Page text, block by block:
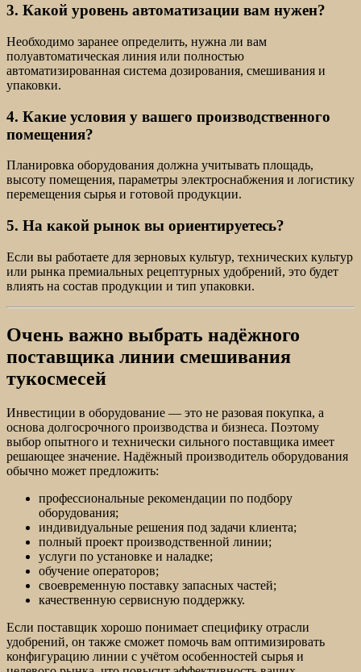
3. Какой уровень автоматизации вам нужен?
Необходимо заранее определить, нужна ли вам
полуавтоматическая линия или полностью
автоматизированная система дозирования, смешивания и
упаковки.
4. Какие условия у вашего производственного
помещения?
Планировка оборудования должна учитывать площадь,
высоту помещения, параметры электроснабжения и логистику
перемещения сырья и готовой продукции.
5. На какой рынок вы ориентируетесь?
Если вы работаете для зерновых культур, технических культур
или рынка премиальных рецептурных удобрений, это будет
влиять на состав продукции и тип упаковки.
Очень важно выбрать надёжного
поставщика линии смешивания
тукосмесей
Инвестиции в оборудование — это не разовая покупка, а
основа долгосрочного производства и бизнеса. Поэтому
выбор опытного и технически сильного поставщика имеет
решающее значение. Надёжный производитель оборудования
обычно может предложить:
профессиональные рекомендации по подбору
оборудования;
индивидуальные решения под задачи клиента;
полный проект производственной линии;
услуги по установке и наладке;
обучение операторов;
своевременную поставку запасных частей;
качественную сервисную поддержку.
Если поставщик хорошо понимает специфику отрасли
удобрений, он также сможет помочь вам оптимизировать
конфигурацию линии с учётом особенностей сырья и